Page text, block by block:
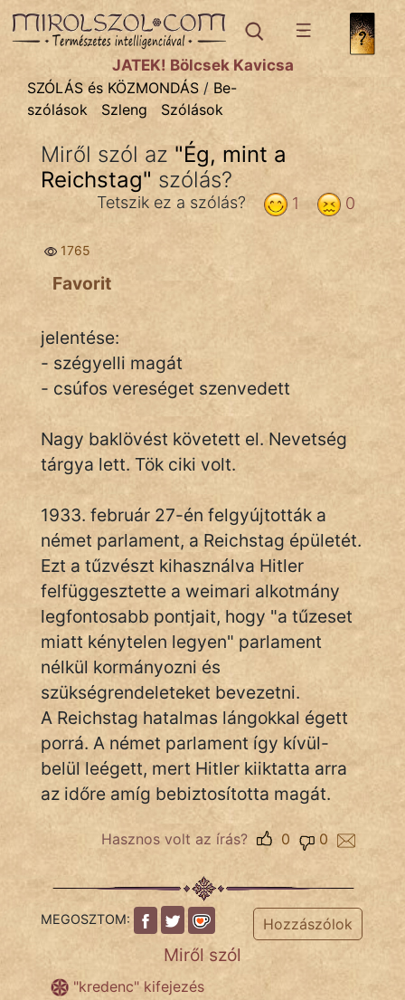
SZÓLÁS ÉS KÖZMONDÁStémák:
Bibliai
Kifejezések
Közmondások
Rímelő
Szóláscsoportok
Szólások
Tréfás
IRODALOM
SZÓLÁS
És
KÖZMONDÁS
PSZICHO
ZENE
FILM
ÉLETMÓD
MAGYARSÁG
És
TÖRTÉNELEM
Népszerű szerzőink:
Hunor
JÁTÉK! Bölcsek Kavicsa
SZÓLÁS és KÖZMONDÁS / Be-
szólások
Szleng Szólások
Miről szól az "Ég, mint a
Reichstag" szólás?
0
1
Tetszik ez a szólás?
1765
Favorit
jelentése:
- szégyelli magát
- csúfos vereséget szenvedett
Nagy baklövést követett el. Nevetség
tárgya lett. Tök ciki volt.
1933. február 27-én felgyújtották a
német parlament, a Reichstag épületét.
Ezt a tűzvészt kihasználva Hitler
felfüggesztette a weimari alkotmány
legfontosabb pontjait, hogy "a tűzeset
miatt kénytelen legyen" parlament
nélkül kormányozni és
szükségrendeleteket bevezetni.
A Reichstag hatalmas lángokkal égett
porrá. A német parlament így kívül-
belül leégett, mert Hitler kiiktatta arra
az időre amíg bebiztosította magát.
Hasznos volt az írás? 0
0
MEGOSZTOM: Hozzászólok
Miről szól
"kredenc" kifejezés